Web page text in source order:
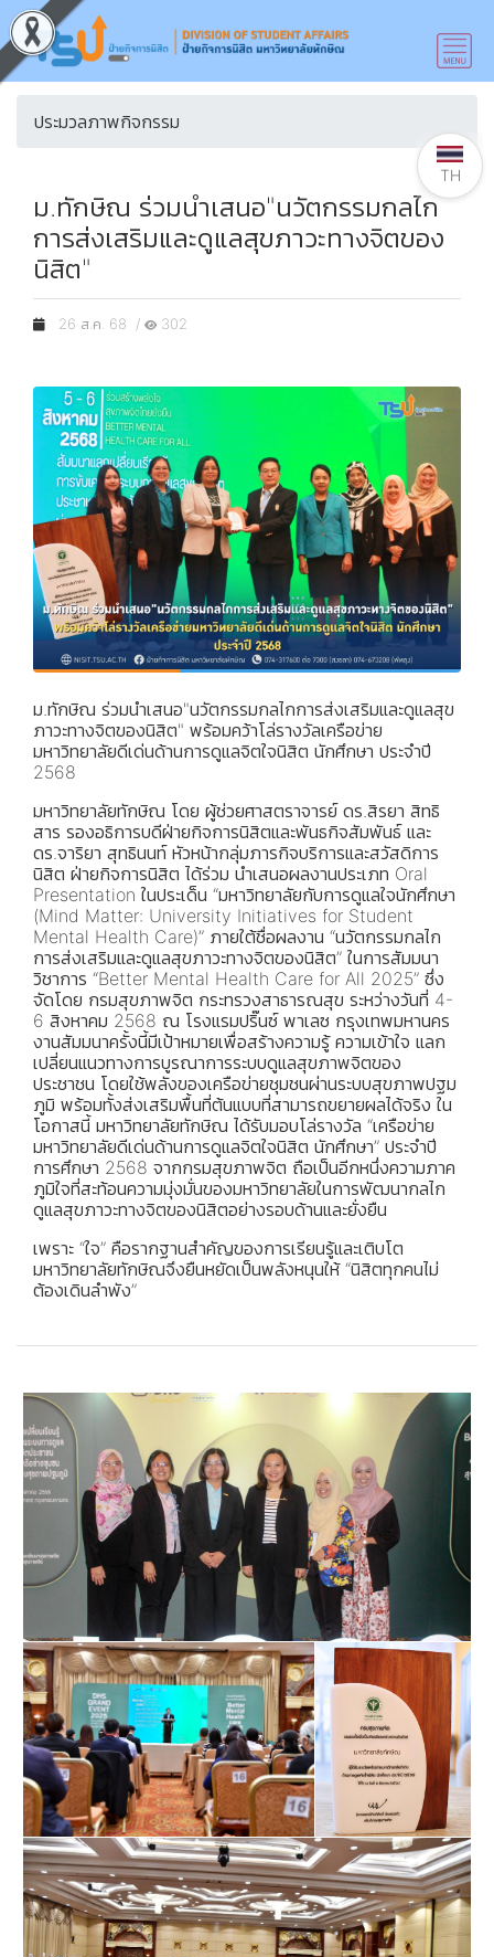
ประมวลภาพกิจกรรม
ม.ทักษิณ ร่วมนำเสนอ"นวัตกรรมกลไก
การส่งเสริมและดูแลสุขภาวะทางจิตของ
นิสิต"
26 ส.ค. 68 / 302
ม.ทักษิณ ร่วมนำเสนอ"นวัตกรรมกลไกการส่งเสริมและดูแลสุข
ภาวะทางจิตของนิสิต" พร้อมคว้าโล่รางวัลเครือข่าย
มหาวิทยาลัยดีเด่นด้านการดูแลจิตใจนิสิต นักศึกษา ประจำปี
2568
มหาวิทยาลัยทักษิณ โดย ผู้ช่วยศาสตราจารย์ ดร.สิรยา สิทธิ
สาร รองอธิการบดีฝ่ายกิจการนิสิตและพันธกิจสัมพันธ์ และ
ดร.จาริยา สุทธินนท์ หัวหน้ากลุ่มภารกิจบริการและสวัสดิการ
นิสิต ฝ่ายกิจการนิสิต ได้ร่วม นำเสนอผลงานประเภท Oral
Presentation ในประเด็น “มหาวิทยาลัยกับการดูแลใจนักศึกษา
(Mind Matter: University Initiatives for Student
Mental Health Care)” ภายใต้ชื่อผลงาน “นวัตกรรมกลไก
การส่งเสริมและดูแลสุขภาวะทางจิตของนิสิต” ในการสัมมนา
วิชาการ “Better Mental Health Care for All 2025” ซึ่ง
จัดโดย กรมสุขภาพจิต กระทรวงสาธารณสุข ระหว่างวันที่ 4-
6 สิงหาคม 2568 ณ โรงแรมปริ๊นซ์ พาเลซ กรุงเทพมหานคร
งานสัมมนาครั้งนี้มีเป้าหมายเพื่อสร้างความรู้ ความเข้าใจ แลก
เปลี่ยนแนวทางการบูรณาการระบบดูแลสุขภาพจิตของ
ประชาชน โดยใช้พลังของเครือข่ายชุมชนผ่านระบบสุขภาพปฐม
ภูมิ พร้อมทั้งส่งเสริมพื้นที่ต้นแบบที่สามารถขยายผลได้จริง ใน
โอกาสนี้ มหาวิทยาลัยทักษิณ ได้รับมอบโล่รางวัล “เครือข่าย
มหาวิทยาลัยดีเด่นด้านการดูแลจิตใจนิสิต นักศึกษา” ประจำปี
การศึกษา 2568 จากกรมสุขภาพจิต ถือเป็นอีกหนึ่งความภาค
ภูมิใจที่สะท้อนความมุ่งมั่นของมหาวิทยาลัยในการพัฒนากลไก
ดูแลสุขภาวะทางจิตของนิสิตอย่างรอบด้านและยั่งยืน
เพราะ “ใจ” คือรากฐานสำคัญของการเรียนรู้และเติบโต
มหาวิทยาลัยทักษิณจึงยืนหยัดเป็นพลังหนุนให้ “นิสิตทุกคนไม่
ต้องเดินลำพัง”
TH